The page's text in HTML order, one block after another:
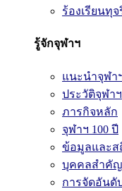
ร้องเรียนทุ
รู้จักจุฬาฯ
แนะนำจุฬา
ประวัติจุฬาฯ
ภารกิจหลัก
จุฬาฯ 100 ปี
ข้อมูลและส
บุคคลสำคั
การจัดอันดั